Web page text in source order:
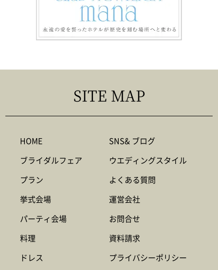
SITE MAP
HOME
ブライダルフェア
プラン
挙式会場
パーティ会場
料理
ドレス
SNS& ブログ
ウエディングスタイル
よくある質問
運営会社
お問合せ
資料請求
プライバシーポリシー